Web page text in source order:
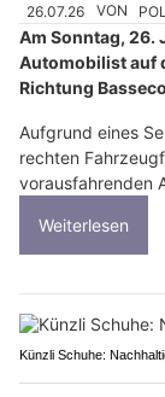
26.07.26 VON
Am Sonntag, 26.
Automobilist auf
Richtung
Aufgrund eines
rechten
vorausfahrenden
Weiterlesen
Künzli Schuhe: